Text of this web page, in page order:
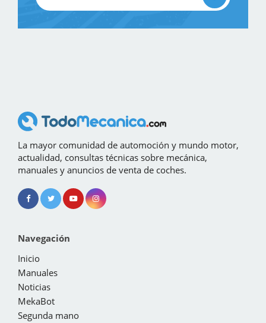
La mayor comunidad de automoción y mundo motor,
actualidad, consultas técnicas sobre mecánica,
manuales y anuncios de venta de coches.
Navegación
Inicio
Manuales
Noticias
MekaBot
Segunda mano